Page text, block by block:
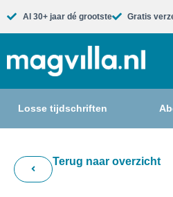
Al 30+ jaar dé grootste​ Gratis
Losse tijdschriften
Terug naar overzicht